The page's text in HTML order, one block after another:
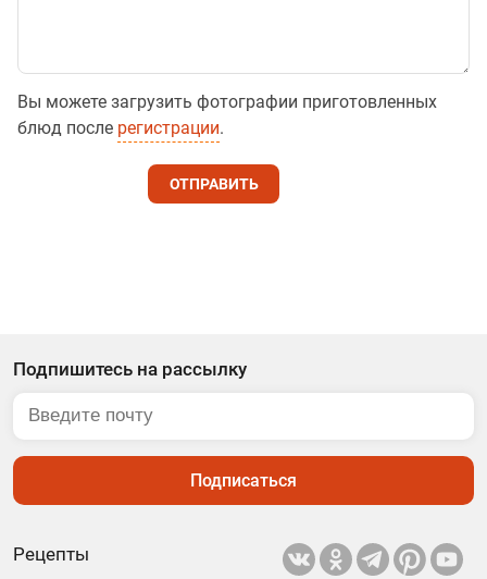
Вы можете загрузить фотографии приготовленных
блюд после регистрации.
ОТПРАВИТЬ
Рецепты
Подпишитесь на рассылку
Подписаться